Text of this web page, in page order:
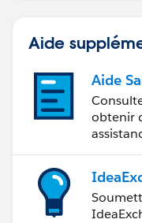
Aide
Aide
obtenir